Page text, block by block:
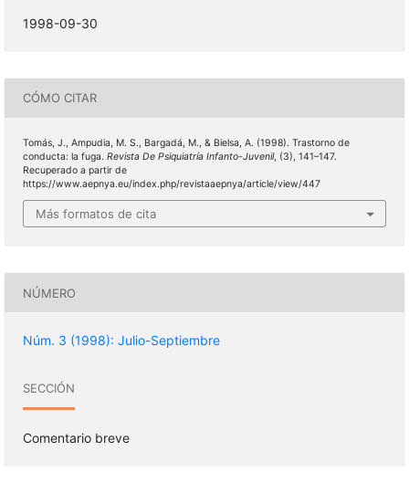
1998-09-30
CÓMO CITAR
Tomás, J., Ampudia, M. S., Bargadá, M., & Bielsa, A. (1998). Trastorno de
conducta: la fuga. Revista De Psiquiatría Infanto-Juvenil, (3), 141–147.
Recuperado a partir de
https://www.aepnya.eu/index.php/revistaaepnya/article/view/447
Más formatos de cita
NÚMERO
Núm. 3 (1998): Julio-Septiembre
SECCIÓN
Comentario breve